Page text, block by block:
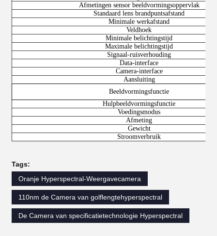
Afmetingen sensor beeldvormingsoppervlak
Standaard lens brandpuntsafstand
Minimale werkafstand
Veldhoek
Minimale belichtingstijd
Maximale belichtingstijd
Signaal-ruisverhouding
Data-interface
Camera-interface
Aansluiting
Beeldvormingsfunctie
Hulpbeeldvormingsfunctie
Voedingsmodus
Afmeting
Gewicht
Stroomverbruik
Tags:
Oranje Hyperspectral-Weergavecamera
110nm de Camera van golflengtehyperspectral
De Camera van specificatietechnologie Hyperspectral